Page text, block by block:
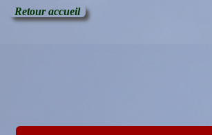
Retour accueil